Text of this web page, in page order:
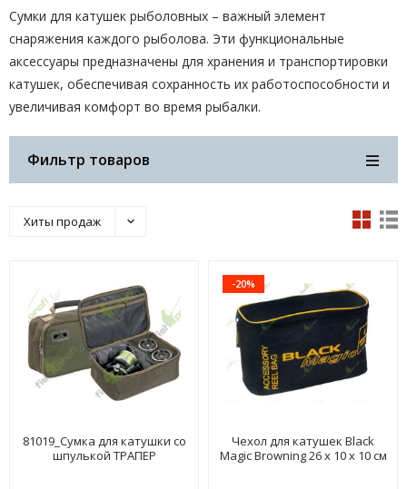
Сумки для катушек рыболовных – важный элемент
снаряжения каждого рыболова. Эти функциональные
аксессуары предназначены для хранения и транспортировки
катушек, обеспечивая сохранность их работоспособности и
увеличивая комфорт во время рыбалки.
Фильтр товаров
Хиты продаж
81019_Сумка для катушки со
шпулькой ТРАПЕР
-20%
Чехол для катушек Black
Magic Browning 26 x 10 x 10 см